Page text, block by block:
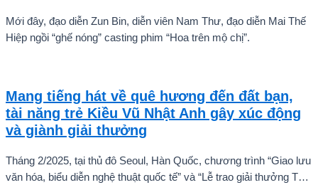
Mới đây, đạo diễn Zun Bin, diễn viên Nam Thư, đạo diễn Mai Thế
Hiệp ngồi “ghế nóng” casting phim “Hoa trên mộ chị”.
Mang tiếng hát về quê hương đến đất bạn,
tài năng trẻ Kiều Vũ Nhật Anh gây xúc động
và giành giải thưởng
Tháng 2/2025, tại thủ đô Seoul, Hàn Quốc, chương trình “Giao lưu
văn hóa, biểu diễn nghệ thuật quốc tế” và “Lễ trao giải thưởng Tài